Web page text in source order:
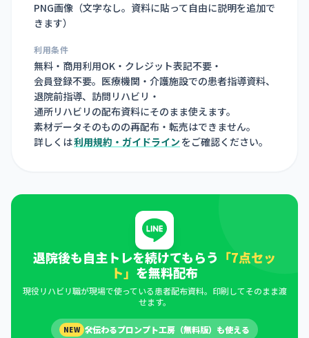
PNG画像（文字なし。資料に貼って自由に説明を追加で
きます）
利用条件
無料・商用利用OK・クレジット表記不要・
会員登録不要。医療機関・介護施設での患者指導資料、
退院前指導、訪問リハビリ・
通所リハビリの配布資料にそのまま使えます。
素材データそのものの再配布・転売はできません。
詳しくは利用規約・ガイドライン をご確認ください。
退院後も自主トレを続けてもらう 「7点セッ
ト」 を無料配布
現役リハビリ職が現場で使っている患者配布資料。印刷してそのまま渡
せます。
NEW 🛠伝わるプロンプト工房（無料版）も使える